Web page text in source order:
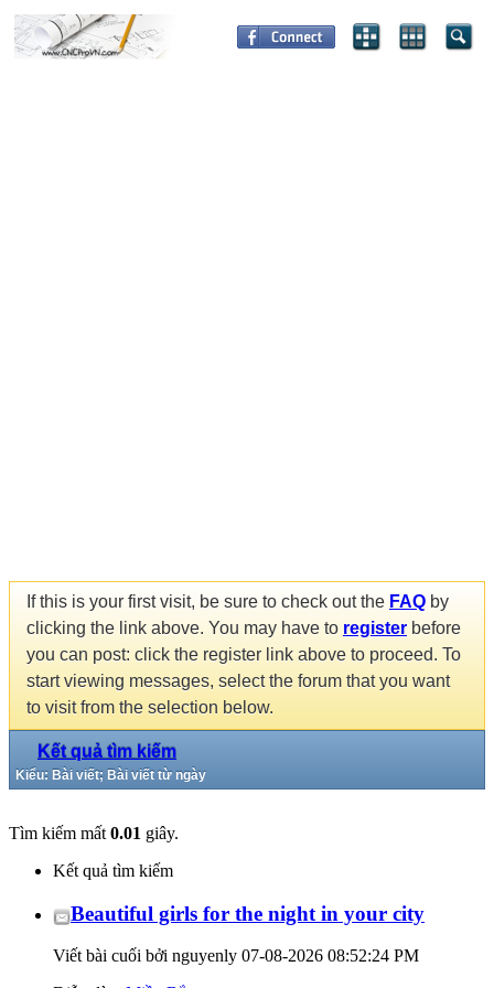
If this is your first visit, be sure to check out the FAQ by
clicking the link above. You may have to register before
you can post: click the register link above to proceed. To
start viewing messages, select the forum that you want
to visit from the selection below.
Kết quả tìm kiếm
Kiểu: Bài viết; Bài viết từ ngày
Tìm kiếm mất 0.01 giây.
Kết quả tìm kiếm
Beautiful girls for the night in your city
Viết bài cuối bởi nguyenly 07-08-2026 08:52:24 PM